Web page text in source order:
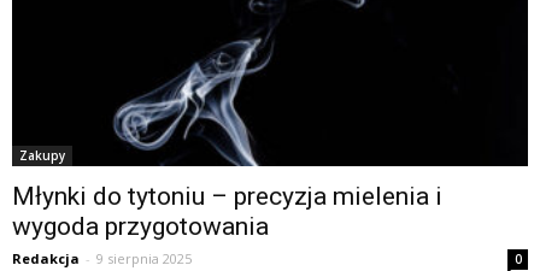
Zakupy
Młynki do tytoniu – precyzja mielenia i
wygoda przygotowania
Redakcja - 9 sierpnia 2025 0